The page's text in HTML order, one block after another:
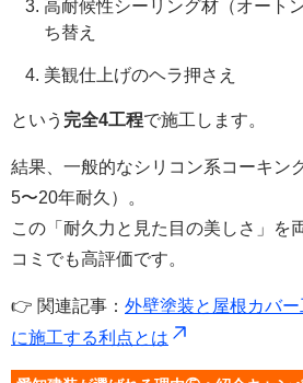
高耐候性シーリング材（オート
ち替え
美観仕上げのヘラ押さえ
という 完全4工程で施工します。
結果、一般的なシリコン系コーキン
5〜20年耐久）。
この「耐久力と見た目の美しさ」を
コミでも高評価です。
👉 関連記事： 外壁塗装と屋根カバ
に施工する利点とは